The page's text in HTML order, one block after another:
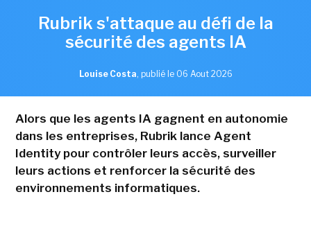
Rubrik s'attaque au défi de la
sécurité des agents IA
Louise Costa, publié le 06 Aout 2026
Alors que les agents IA gagnent en autonomie
dans les entreprises, Rubrik lance Agent
Identity pour contrôler leurs accès, surveiller
leurs actions et renforcer la sécurité des
environnements informatiques.